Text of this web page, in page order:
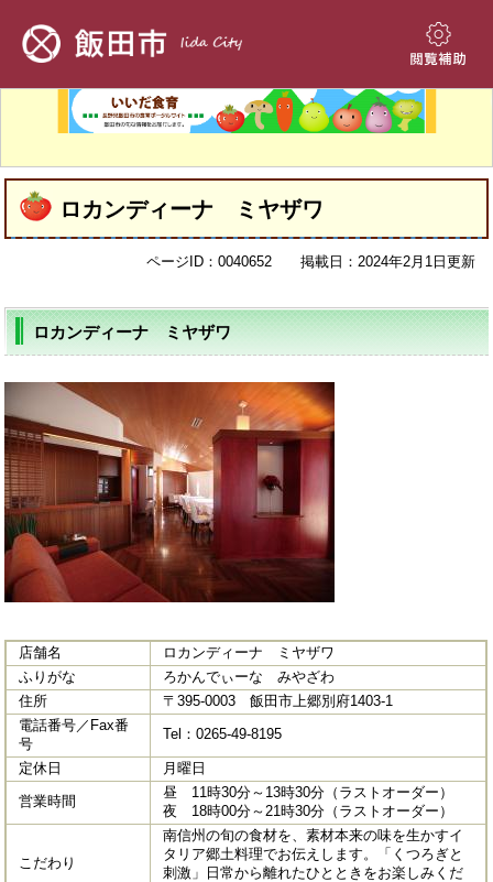
す。
し
文
閲
補
助
文
ロカンディーナ ミヤザワ
ページID：0040652 掲載日：2024年2月1日更新
ロカンディーナ ミヤザワ
店舗名
ロカンディーナ ミヤザワ
ふりがな
ろかんでぃーな みやざわ
住所
〒395-0003 飯田市上郷別府1403-1
電話番号／Fax番
号
Tel：0265-49-8195
定休日 月曜日
営業時間
昼 11時30分～13時30分（ラストオーダー）
夜 18時00分～21時30分（ラストオーダー）
こだわり
南信州の旬の食材を、素材本来の味を生かすイ
タリア郷土料理でお伝えします。「くつろぎと
刺激」日常から離れたひとときをお楽しみくだ